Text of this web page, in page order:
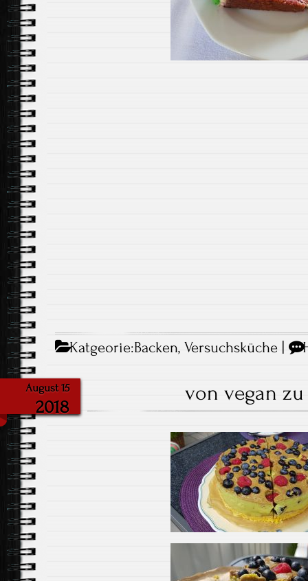
Katgeorie:Backen,Versuchsküche |
August 15
2018
von vegan